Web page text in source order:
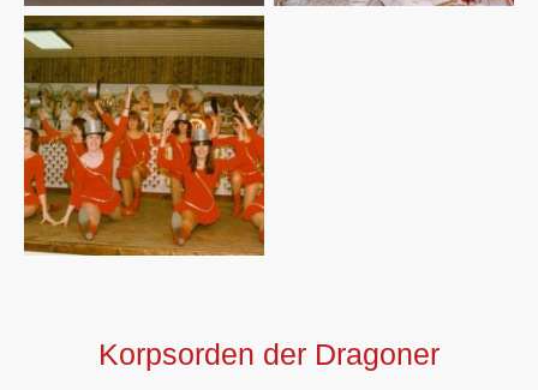
Korpsorden der Dragoner